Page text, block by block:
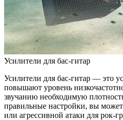
Усилители для бас-гитар
Усилители для бас-гитар — это
повышают уровень
звучанию необходимую
правильные настройки, вы
или агрессивной атаки для рок-